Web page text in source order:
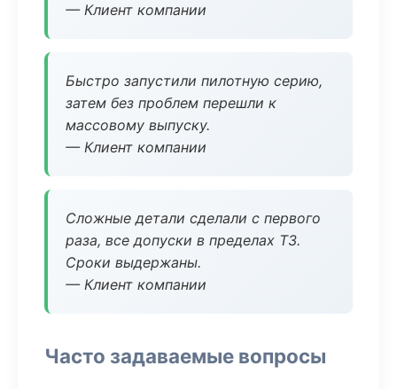
— Клиент компании
Быстро запустили пилотную серию,
затем без проблем перешли к
массовому выпуску.
— Клиент компании
Сложные детали сделали с первого
раза, все допуски в пределах ТЗ.
Сроки выдержаны.
— Клиент компании
Часто задаваемые вопросы